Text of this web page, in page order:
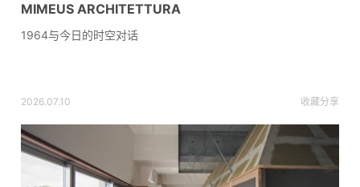
MIMEUS ARCHITETTURA
1964与今日的时空对话
2026.07.10 收藏分享